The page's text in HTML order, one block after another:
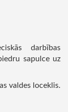
darbības
sapulce uz
valdes loceklis.